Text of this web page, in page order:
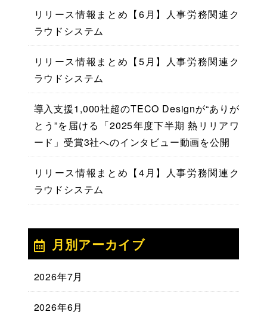
リリース情報まとめ【6月】人事労務関連ク
ラウドシステム
リリース情報まとめ【5月】人事労務関連ク
ラウドシステム
導入支援1,000社超のTECO Designが“ありが
とう”を届ける「2025年度下半期 熱リリアワ
ード」受賞3社へのインタビュー動画を公開
リリース情報まとめ【4月】人事労務関連ク
ラウドシステム
月別アーカイブ
2026年7月
2026年6月